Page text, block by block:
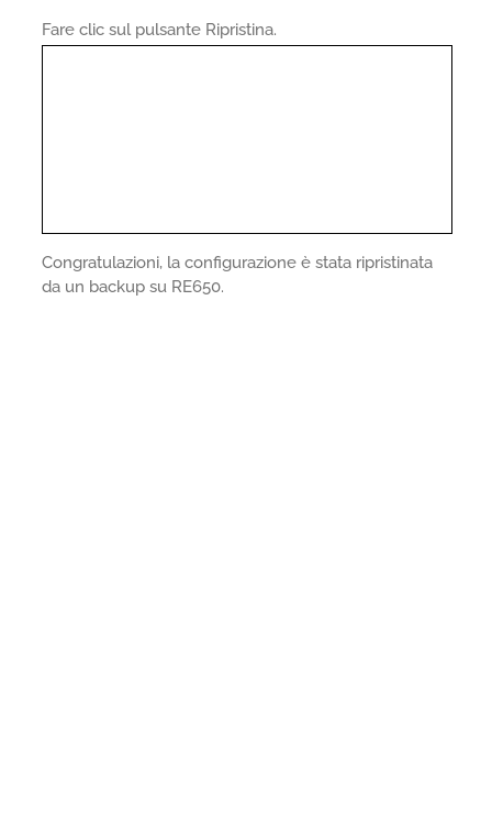
Fare clic sul pulsante Ripristina.
Congratulazioni, la configurazione è stata ripristinata
da un backup su RE650.